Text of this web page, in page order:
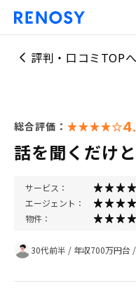
評判・口コミTOPへ
総合評価：
話を聞くだけ
サービス：
エージェント：
物件：
30代前半 / 年収700万円台 /